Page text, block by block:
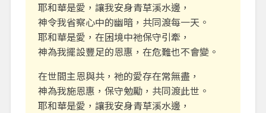
耶和華是愛，讓我安身青草溪水邊，
神令我省察心中的幽暗，共同渡每一天。
耶和華是愛，在困境中祂保守引牽，
神為我擺設豐足的恩惠，在危難也不會變。
在世間主恩與共，祂的愛存在常無盡，
神為我施恩惠，保守勉勵，共同渡此世。
耶和華是愛，讓我安身青草溪水邊，